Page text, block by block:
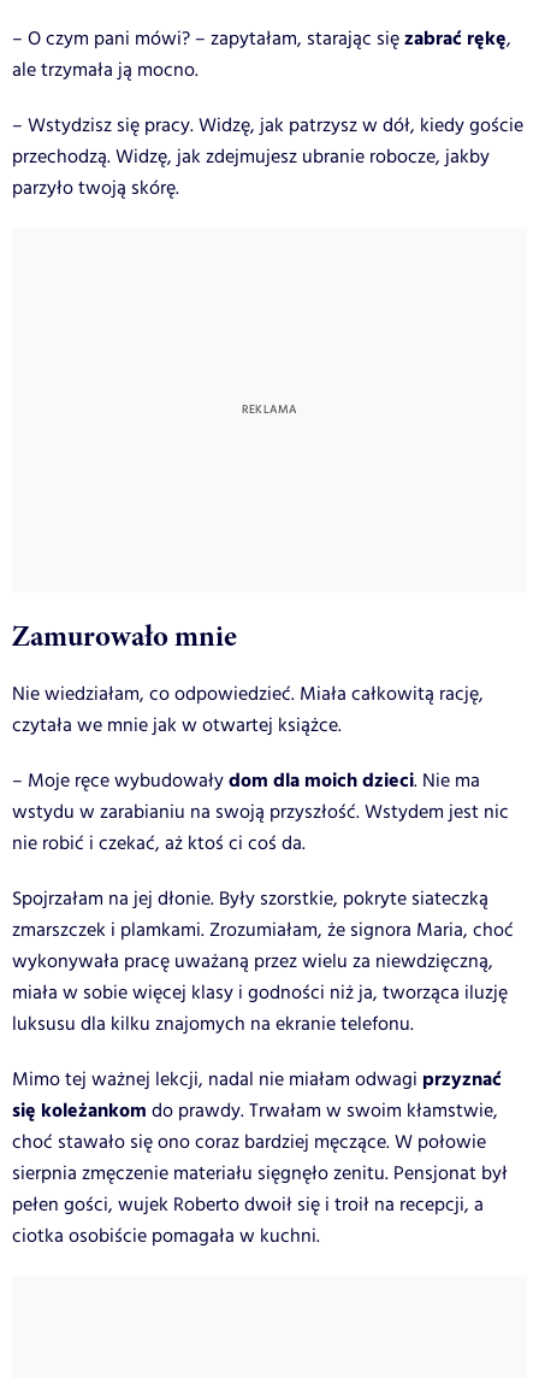
– O czym pani mówi? – zapytałam, starając sięzabrać rękę,
ale trzymała ją mocno.
– Wstydzisz się pracy. Widzę, jak patrzysz w dół, kiedy goście
przechodzą. Widzę, jak zdejmujesz ubranie robocze, jakby
parzyło twoją skórę.
Zamurowało mnie
Nie wiedziałam, co odpowiedzieć. Miała całkowitą rację,
czytała we mnie jak w otwartej książce.
– Moje ręce wybudowałydom dla moich dzieci. Nie ma
wstydu w zarabianiu na swoją przyszłość. Wstydem jest nic
nie robić i czekać, aż ktoś ci coś da.
Spojrzałam na jej dłonie. Były szorstkie, pokryte siateczką
zmarszczek i plamkami. Zrozumiałam, że signora Maria, choć
wykonywała pracę uważaną przez wielu za niewdzięczną,
miała w sobie więcej klasy i godności niż ja, tworząca iluzję
luksusu dla kilku znajomych na ekranie telefonu.
Mimo tej ważnej lekcji, nadal nie miałam odwagi przyznać
się koleżankom do prawdy. Trwałam w swoim kłamstwie,
choć stawało się ono coraz bardziej męczące. W połowie
sierpnia zmęczenie materiału sięgnęło zenitu. Pensjonat był
pełen gości, wujek Roberto dwoił się i troił na recepcji, a
ciotka osobiście pomagała w kuchni.